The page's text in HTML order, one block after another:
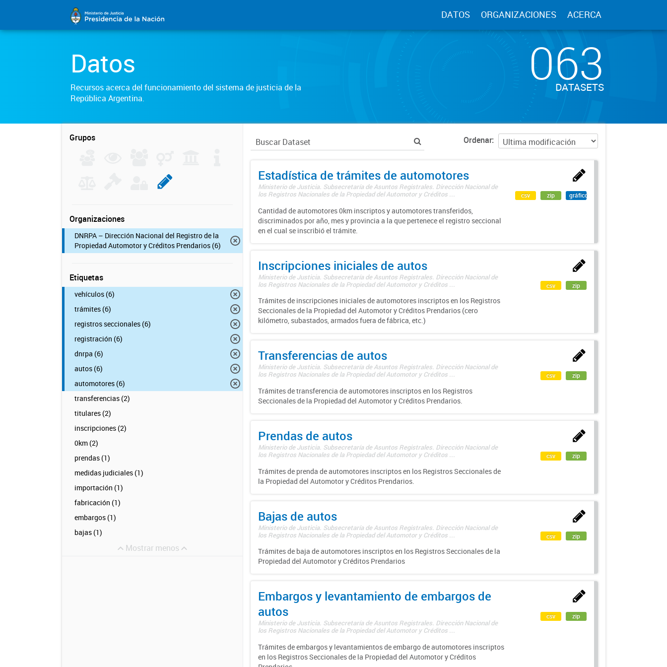
DATOS ORGANIZACIONES ACERCA
Datos
Recursos acerca del funcionamiento del sistema de justicia de la
República Argentina.
063
DATASETS
Grupos
Organizaciones
DNRPA – Dirección Nacional del Registro de la
Propiedad Automotor y Créditos Prendarios (6)
Etiquetas
vehículos (6)
trámites (6)
registros seccionales (6)
registración (6)
dnrpa (6)
autos (6)
automotores (6)
transferencias (2)
titulares (2)
inscripciones (2)
0km (2)
prendas (1)
medidas judiciales (1)
importación (1)
fabricación (1)
embargos (1)
bajas (1)
Mostrar menos
Ordenar
Estadística de trámites de automotores
Ministerio de Justicia. Subsecretaría de Asuntos Registrales. Dirección Nacional de
los Registros Nacionales de la Propiedad del Automotor y Créditos ...
Cantidad de automotores 0km inscriptos y automotores transferidos,
discriminados por año, mes y provincia a la que pertenece el registro seccional
en el cual se inscribió el trámite.
csv zip gráfico
Inscripciones iniciales de autos
Ministerio de Justicia. Subsecretaría de Asuntos Registrales. Dirección Nacional de
los Registros Nacionales de la Propiedad del Automotor y Créditos ...
Trámites de inscripciones iniciales de automotores inscriptos en los Registros
Seccionales de la Propiedad del Automotor y Créditos Prendarios (cero
kilómetro, subastados, armados fuera de fábrica, etc.)
csv zip
Transferencias de autos
Ministerio de Justicia. Subsecretaría de Asuntos Registrales. Dirección Nacional de
los Registros Nacionales de la Propiedad del Automotor y Créditos ...
Trámites de transferencia de automotores inscriptos en los Registros
Seccionales de la Propiedad del Automotor y Créditos Prendarios.
csv zip
Prendas de autos
Ministerio de Justicia. Subsecretaría de Asuntos Registrales. Dirección Nacional de
los Registros Nacionales de la Propiedad del Automotor y Créditos ...
Trámites de prenda de automotores inscriptos en los Registros Seccionales de
la Propiedad del Automotor y Créditos Prendarios.
csv zip
Bajas de autos
Ministerio de Justicia. Subsecretaría de Asuntos Registrales. Dirección Nacional de
los Registros Nacionales de la Propiedad del Automotor y Créditos ...
Trámites de baja de automotores inscriptos en los Registros Seccionales de la
Propiedad del Automotor y Créditos Prendarios
csv zip
Embargos y levantamiento de embargos de
autos
Ministerio de Justicia. Subsecretaría de Asuntos Registrales. Dirección Nacional de
los Registros Nacionales de la Propiedad del Automotor y Créditos ...
Trámites de embargos y levantamientos de embargo de automotores inscriptos
en los Registros Seccionales de la Propiedad del Automotor y Créditos
csv zip